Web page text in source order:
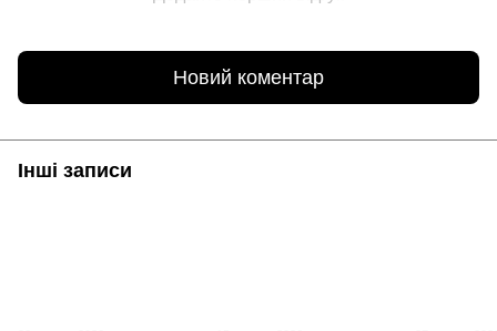
Новий коментар
Інші записи